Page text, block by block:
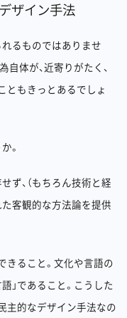
ザイン手法
るものではありませ
自体が、近寄りがたく、
ともきっとあるでしょ
。
ず、（もちろん技術と経
客観的な方法論を提供
きること。文化や言語の
」であること。こうした
主的なデザイン手法なの